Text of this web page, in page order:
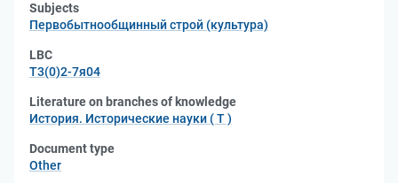
Subjects
Первобытнообщинный строй (культура)
LBC
Т3(0)2-7я04
Literature on branches of knowledge
История. Исторические науки ( Т )
Document type
Other